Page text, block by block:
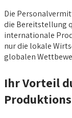
Die
die Bereitstellung
internationale
nur die lokale
globalen
Ihr Vorteil